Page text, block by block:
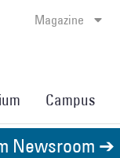
Magazine
Campus
Newsroom ➔